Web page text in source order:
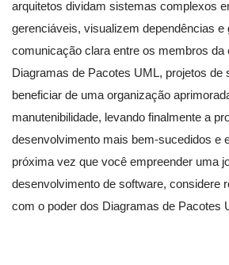
arquitetos dividam sistemas complexos
gerenciáveis, visualizem dependências e
comunicação clara entre os membros da
Diagramas de Pacotes UML, projetos de
beneficiar de uma organização
manutenibilidade, levando finalmente a
desenvolvimento mais bem-sucedidos e
próxima vez que você empreender uma
desenvolvimento de software, considere
com o poder dos Diagramas de Pacotes